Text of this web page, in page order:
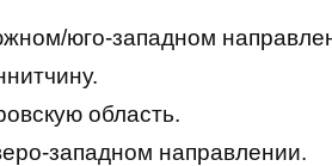
юго-западном
область.
западном направлении.